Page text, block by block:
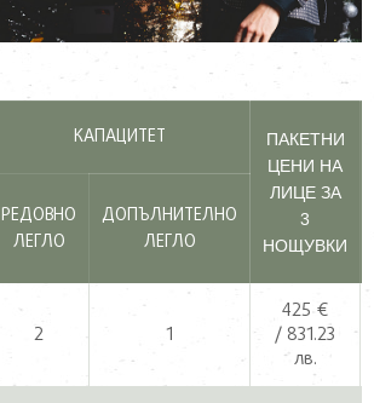
КАПАЦИТЕТ
ПАКЕТНИ
ЦЕНИ НА
ЛИЦЕ ЗА
3
НОЩУВКИ
РЕДОВНО
ЛЕГЛО
ДОПЪЛНИТЕЛНО
ЛЕГЛО
2 1
425 €
/ 831.23
лв.